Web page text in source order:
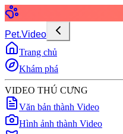
Pet.Video
Trang chủ
Khám phá
VIDEO THÚ CƯNG
Văn bản thành Video
Hình ảnh thành Video